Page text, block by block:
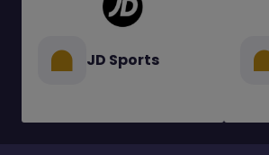
JD Sports